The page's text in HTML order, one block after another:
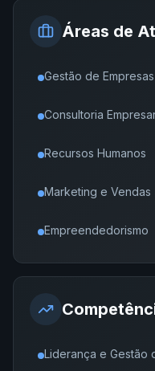
Áreas de
Gestão de
Consultoria
Recursos Humanos
Marketing e Vendas
Empreendedorismo
Liderança e Gestão